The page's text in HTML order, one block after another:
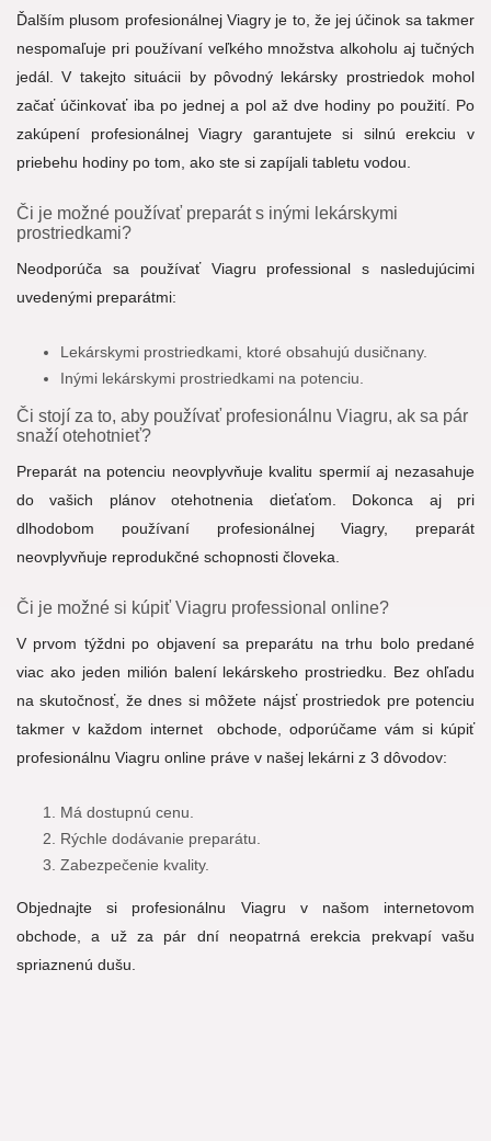
Ďalším plusom profesionálnej Viagry je to, že jej účinok sa takmer
nespomaľuje pri používaní veľkého množstva alkoholu aj tučných
jedál. V takejto situácii by pôvodný lekársky prostriedok mohol
začať účinkovať iba po jednej a pol až dve hodiny po použití. Po
zakúpení profesionálnej Viagry garantujete si silnú erekciu v
priebehu hodiny po tom, ako ste si zapíjali tabletu vodou.
Či je možné používať preparát s inými lekárskymi
prostriedkami?
Neodporúča sa používať Viagru professional s nasledujúcimi
uvedenými preparátmi:
Lekárskymi prostriedkami, ktoré obsahujú dusičnany.
Inými lekárskymi prostriedkami na potenciu.
Či stojí za to, aby používať profesionálnu Viagru, ak sa pár
snaží otehotnieť?
Preparát na potenciu neovplyvňuje kvalitu spermií aj nezasahuje
do vašich plánov otehotnenia dieťaťom. Dokonca aj pri
dlhodobom používaní profesionálnej Viagry, preparát
neovplyvňuje reprodukčné schopnosti človeka.
Či je možné si kúpiť Viagru professional online?
V prvom týždni po objavení sa preparátu na trhu bolo predané
viac ako jeden milión balení lekárskeho prostriedku. Bez ohľadu
na skutočnosť, že dnes si môžete nájsť prostriedok pre potenciu
takmer v každom internet obchode, odporúčame vám si kúpiť
profesionálnu Viagru online práve v našej lekárni z 3 dôvodov:
Má dostupnú cenu.
Rýchle dodávanie preparátu.
Zabezpečenie kvality.
Objednajte si profesionálnu Viagru v našom internetovom
obchode, a už za pár dní neopatrná erekcia prekvapí vašu
spriaznenú dušu.